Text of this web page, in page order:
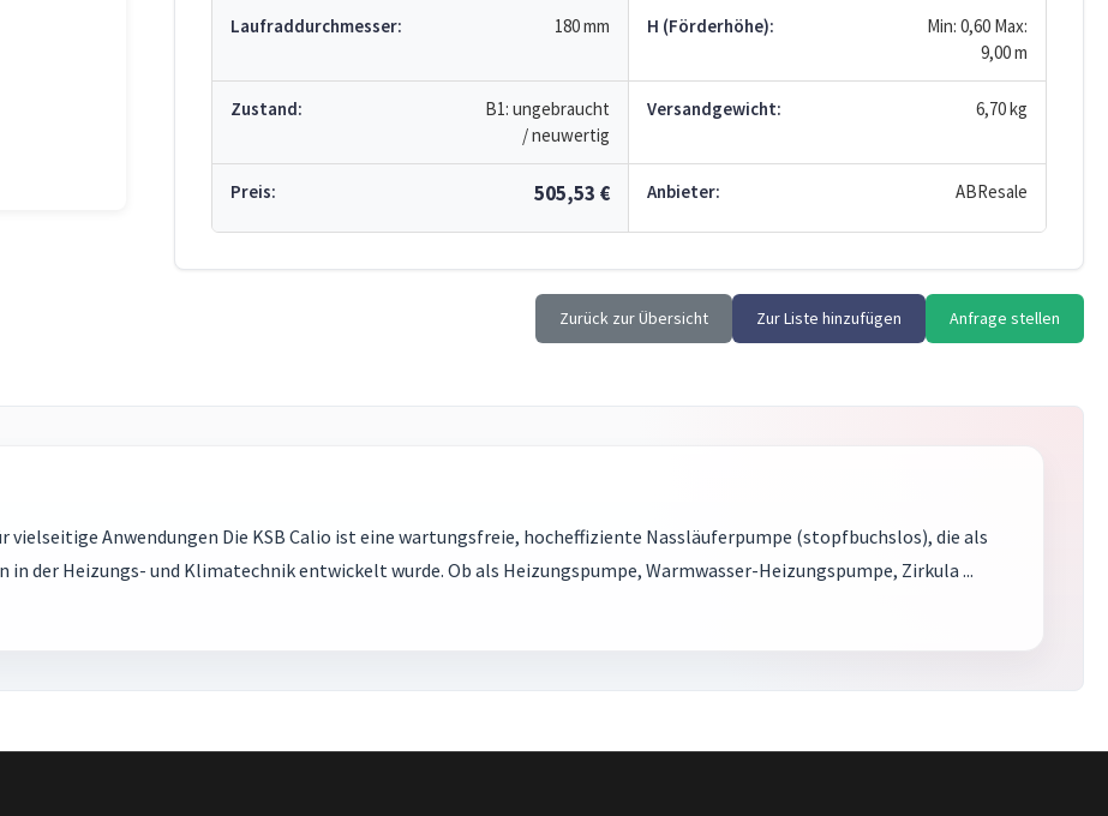
Laufraddurchmesser: 180 mm H (Förderhöhe): Min: 0,60 Max:
9,00m
Zustand:
B1: ungebraucht
/ neuwertig
Versandgewicht: 6,70 kg
Preis: 505,53 € Anbieter: ABResale
Zurück zur Übersicht Zur Liste hinzufügen Anfrage stellen
vielseitige Anwendungen Die KSB Calio ist eine wartungsfreie, hocheffiziente Nassläuferpumpe (stopfbuchslos), die als
der Heizungs- und Klimatechnik entwickelt wurde. Ob als Heizungspumpe, Warmwasser-Heizungspumpe, Zirkula ...